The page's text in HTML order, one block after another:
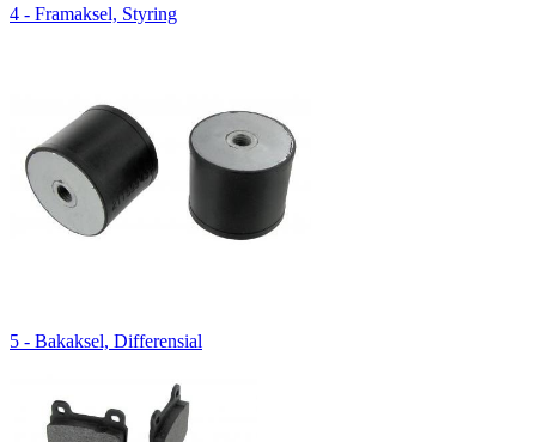
4 - Framaksel, Styring
5 - Bakaksel, Differensial